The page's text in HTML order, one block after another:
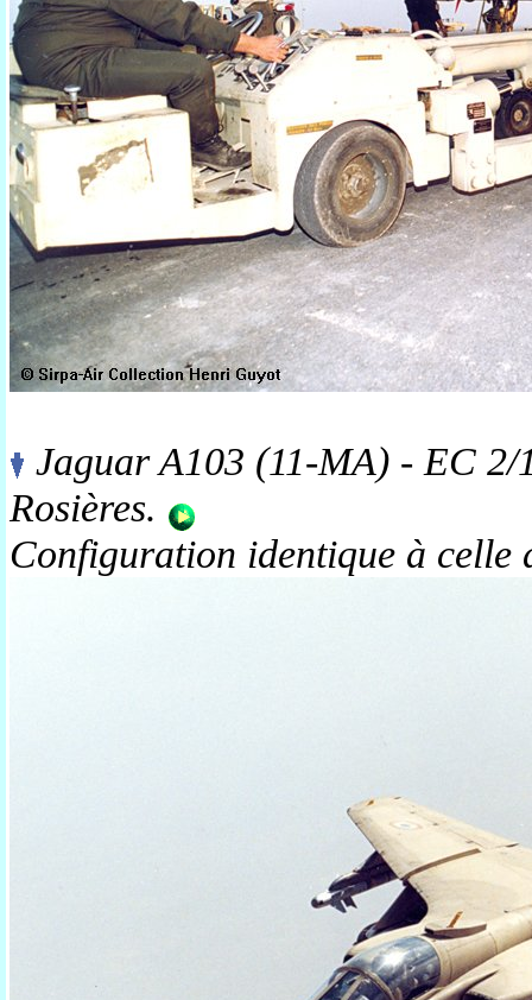
Jaguar A103 (11-MA) - EC 2/
Rosières.
Configuration identique à celle